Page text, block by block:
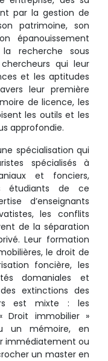
par la gestion de
patrimoine, son
épanouissement
recherche sous
qui leur
et les aptitudes
leur première
de licence, les
les outils et les
approfondie.
spécialisation qui
spécialisés à
et fonciers,
étudiants de ce
d’enseignants
les conflits
de la séparation
Leur formation
le droit de
foncière, les
domaniales et
extinctions des
est mixte : les
Droit immobilier »
un mémoire, en
immédiatement ou
un master en